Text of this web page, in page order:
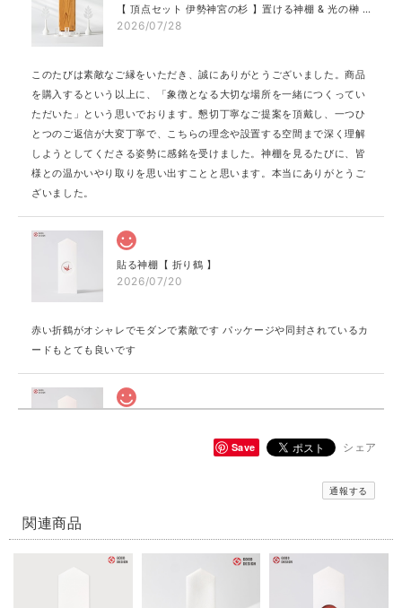
【 頂点セット 伊勢神宮の杉 】置ける神棚 & 光の榊 & 光のお供え プレミア［神具 地平 付き］
2026/07/28
このたびは素敵なご縁をいただき、誠にありがとうございました。商品
を購入するという以上に、「象徴となる大切な場所を一緒につくってい
ただいた」という思いでおります。懇切丁寧なご提案を頂戴し、一つひ
とつのご返信が大変丁寧で、こちらの理念や設置する空間まで深く理解
しようとしてくださる姿勢に感銘を受けました。神棚を見るたびに、皆
様との温かいやり取りを思い出すことと思います。本当にありがとうご
ざいました。
貼る神棚【 折り鶴 】
2026/07/20
赤い折鶴がオシャレでモダンで素敵です パッケージや同封されているカ
ードもとても良いです
とても可愛いデザインです パッケージや同封されているカードも素敵で
Save シェア
通報する
関連商品